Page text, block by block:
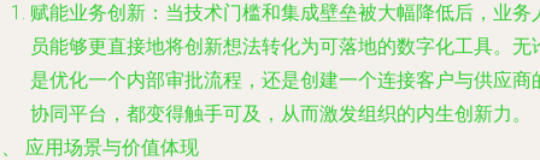
赋能业务创新 ：当技术门槛和集成壁垒被大幅降低后，业务
员能够更直接地将创新想法转化为可落地的数字化工具。无
是优化一个内部审批流程，还是创建一个连接客户与供应商
协同平台，都变得触手可及，从而激发组织的内生创新力。
应用场景与价值体现